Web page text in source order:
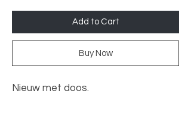
Add to Cart
Buy Now
Nieuw met doos.